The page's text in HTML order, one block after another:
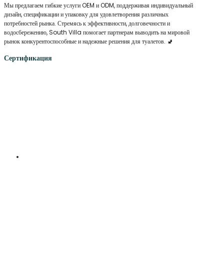
Мы предлагаем гибкие услуги OEM и ODM, поддерживая индивидуальный
дизайн, спецификации и упаковку для удовлетворения различных
потребностей рынка. Стремясь к эффективности, долговечности и
водосбережению, South Villa помогает партнерам выводить на мировой
рынок конкурентоспособные и надежные решения для туалетов. 🚽
Сертификация